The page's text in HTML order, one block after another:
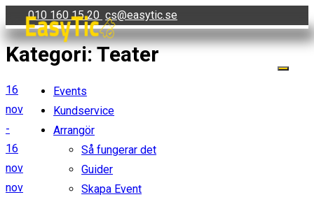
Skip
content
010 160 15 20 cs@easytic.se
Events
Kundservice
Arrangör
Så fungerar det
Guider
Skapa Event
Kategori:Teater
16
nov
-
16
nov
nov